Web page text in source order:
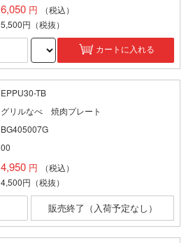
6,050
（税込）
5,500円 （税抜）
カートに入れる
EPPU30-TB
グリルなべ 焼肉プレート
BG405007G
00
4,950
（税込）
4,500円 （税抜）
販売終了（入荷予定なし）